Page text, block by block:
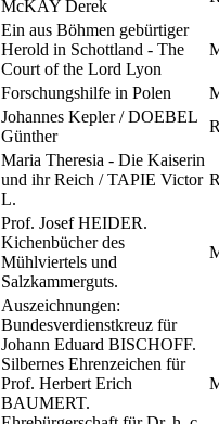
McKAY Derek
Ein aus Böhmen gebürtiger
Herold in Schottland - The
Court of the Lord Lyon
Forschungshilfe in Polen
Johannes Kepler / DOEBEL
Günther
Maria Theresia - Die Kaiserin
und ihr Reich / TAPIE Victor
L.
Prof. Josef HEIDER.
Kichenbücher des
Mühlviertels und
Salzkammerguts.
Auszeichnungen:
Bundesverdienstkreuz für
Johann Eduard BISCHOFF.
Silbernes Ehrenzeichen für
Prof. Herbert Erich
BAUMERT.